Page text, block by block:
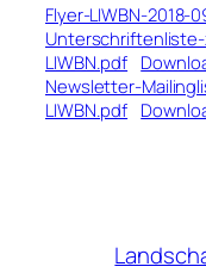
Flyer-LIWBN-2018-
LIWBN.pdf
Newsletter-
LIWBN.pdf